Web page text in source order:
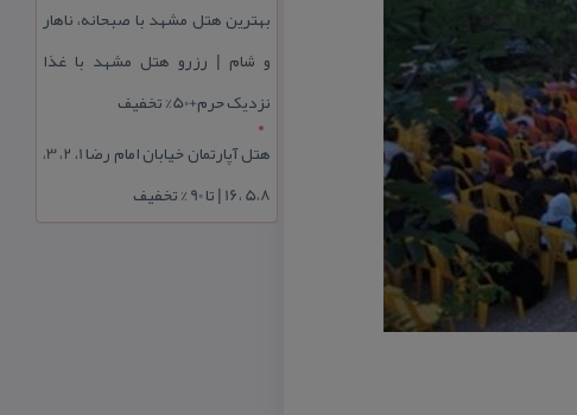
بهترین هتل مشهد با صبحانه، ناهار
و شام | رزرو هتل مشهد با غذا
نزدیک حرم+50% تخفیف
هتل آپارتمان خیابان امام رضا 1، 2، 3،
5،8 ،16 | تا 90 % تخفیف